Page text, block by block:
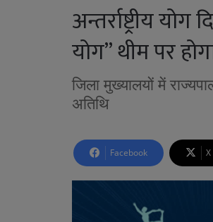
अन्तर्राष्ट्रीय
योग” थीम पर
जिला मुख्यालयों में
अतिथि
Facebook X